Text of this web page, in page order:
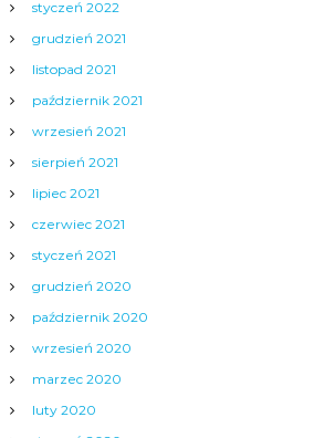
styczeń 2022
grudzień 2021
listopad 2021
październik 2021
wrzesień 2021
sierpień 2021
lipiec 2021
czerwiec 2021
styczeń 2021
grudzień 2020
październik 2020
wrzesień 2020
marzec 2020
luty 2020